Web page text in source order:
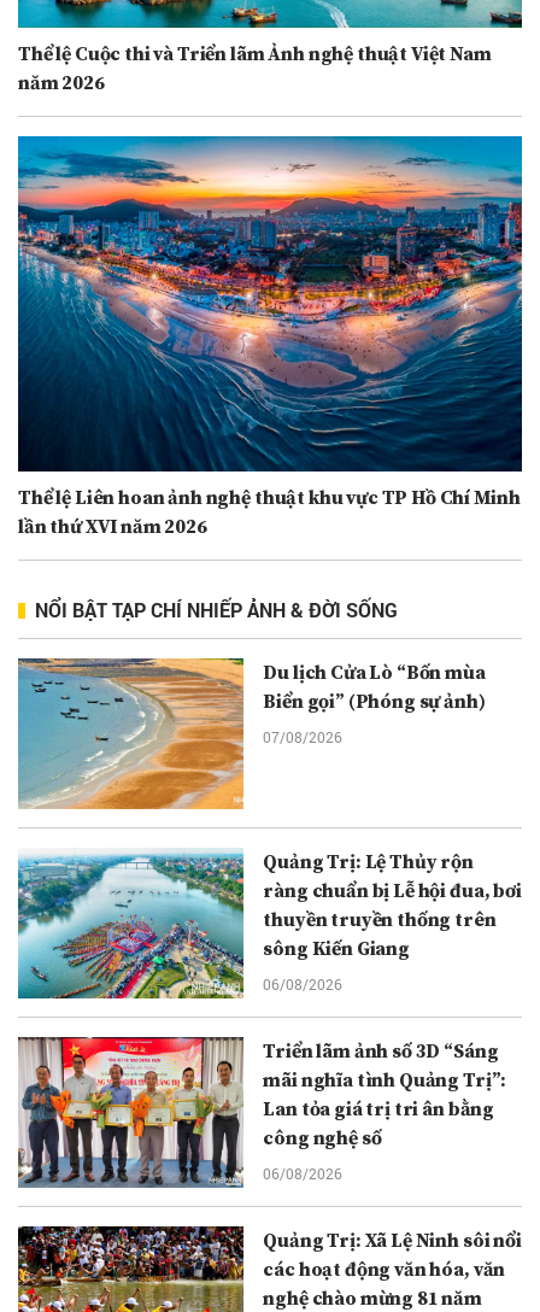
Thể lệ Cuộc thi và Triển lãm Ảnh nghệ thuật Việt Nam
năm 2026
Thể lệ Liên hoan ảnh nghệ thuật khu vực TP Hồ Chí Minh
lần thứ XVI năm 2026
NỔI BẬT TẠP CHÍ NHIẾP ẢNH & ĐỜI SỐNG
Du lịch Cửa Lò “Bốn mùa
Biển gọi” (Phóng sự ảnh)
07/08/2026
Quảng Trị: Lệ Thủy rộn
ràng chuẩn bị Lễ hội đua, bơi
thuyền truyền thống trên
sông Kiến Giang
06/08/2026
Triển lãm ảnh số 3D “Sáng
mãi nghĩa tình Quảng Trị”:
Lan tỏa giá trị tri ân bằng
công nghệ số
06/08/2026
Quảng Trị: Xã Lệ Ninh sôi nổi
các hoạt động văn hóa, văn
nghệ chào mừng 81 năm